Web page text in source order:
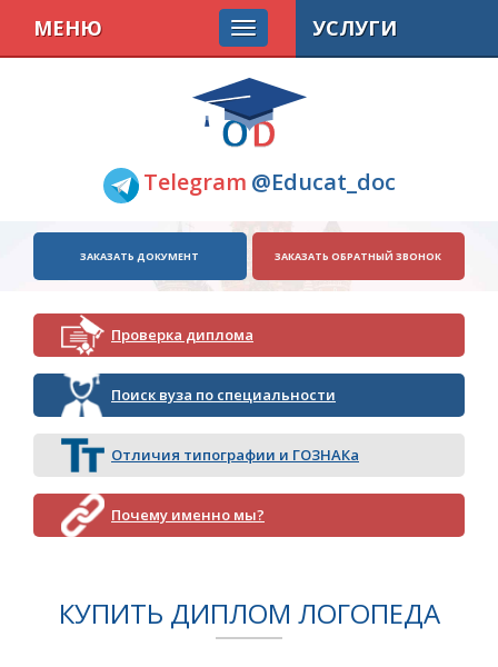
Telegram @Educat_doc
МЕНЮ
ЗАКАЗАТЬ ДОКУМЕНТ ЗАКАЗАТЬ ОБРАТНЫЙ ЗВОНОК
Проверка диплома
Поиск вуза по специальности
Отличия типографии и ГОЗНАКа
Почему именно мы?
УСЛУГИ
КУПИТЬ ДИПЛОМ ЛОГОПЕДА